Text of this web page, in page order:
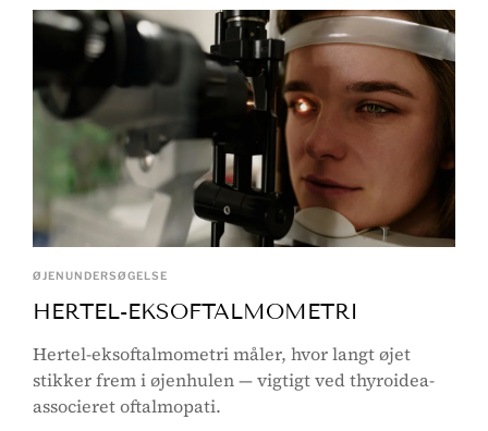
ØJENUNDERSØGELSE
HERTEL-EKSOFTALMOMETRI
Hertel-eksoftalmometri måler, hvor langt øjet
stikker frem i øjenhulen — vigtigt ved thyroidea-
associeret oftalmopati.